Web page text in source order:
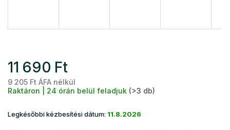
11 690 Ft
9 205 Ft ÁFA nélkül
Raktáron | 24 órán belül feladjuk (>3 db)
Legkésőbbi kézbesítési dátum: 11.8.2026